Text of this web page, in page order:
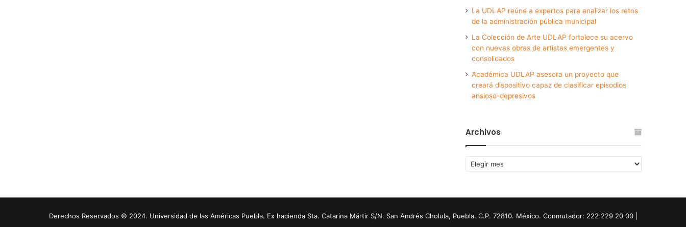
La UDLAP reúne a expertos para analizar los retos
de la administración pública municipal
La Colección de Arte UDLAP fortalece su acervo
con nuevas obras de artistas emergentes y
consolidados
Académica UDLAP asesora un proyecto que
creará dispositivo capaz de clasificar episodios
ansioso-depresivos
Archivos
Archivos
Derechos Reservados © 2024. Universidad de las Américas Puebla. Ex hacienda Sta. Catarina Mártir S/N. San Andrés Cholula, Puebla. C.P. 72810. México. Conmutador: 222 229 20 00 |